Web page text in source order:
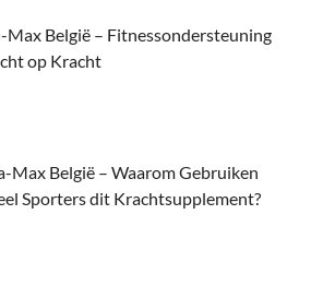
Max België – Fitnessondersteuning
op Kracht
Max België – Waarom Gebruiken
Sporters dit Krachtsupplement?